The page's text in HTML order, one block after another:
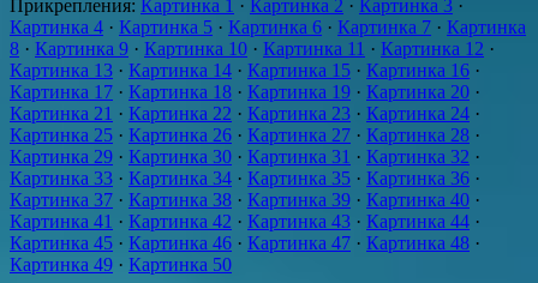
Прикрепления: Картинка 1 · Картинка 2 · Картинка 3 ·
Картинка 4 · Картинка 5 · Картинка 6 · Картинка 7 · Картинка
8 · Картинка 9 · Картинка 10 · Картинка 11 · Картинка 12 ·
Картинка 13 · Картинка 14 · Картинка 15 · Картинка 16 ·
Картинка 17 · Картинка 18 · Картинка 19 · Картинка 20 ·
Картинка 21 · Картинка 22 · Картинка 23 · Картинка 24 ·
Картинка 25 · Картинка 26 · Картинка 27 · Картинка 28 ·
Картинка 29 · Картинка 30 · Картинка 31 · Картинка 32 ·
Картинка 33 · Картинка 34 · Картинка 35 · Картинка 36 ·
Картинка 37 · Картинка 38 · Картинка 39 · Картинка 40 ·
Картинка 41 · Картинка 42 · Картинка 43 · Картинка 44 ·
Картинка 45 · Картинка 46 · Картинка 47 · Картинка 48 ·
Картинка 49 · Картинка 50